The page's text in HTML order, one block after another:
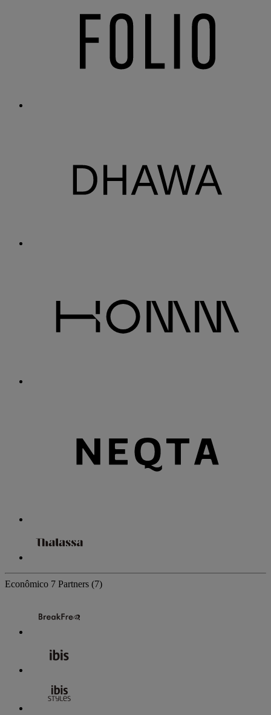
Econômico 7 Partners (7)